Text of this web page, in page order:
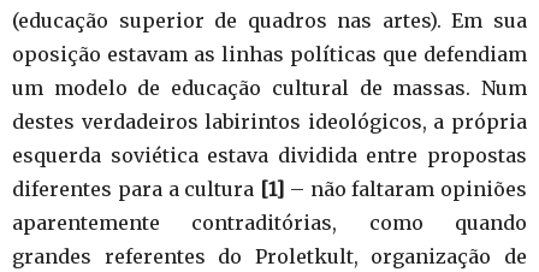
(educação superior de quadros nas artes). Em sua
oposição estavam as linhas políticas que defendiam
um modelo de educação cultural de massas. Num
destes verdadeiros labirintos ideológicos, a própria
esquerda soviética estava dividida entre propostas
diferentes para a cultura [1] – não faltaram opiniões
aparentemente contraditórias, como quando
grandes referentes do Proletkult, organização de